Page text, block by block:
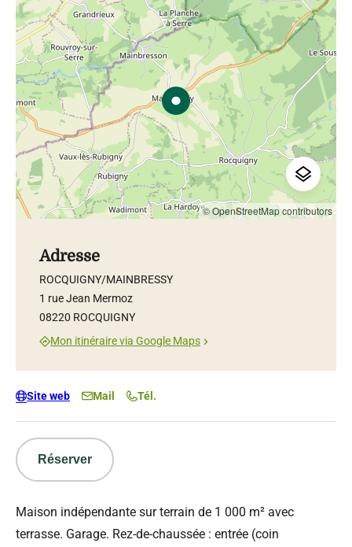
Maison indépendante sur terrain de 1 000 m² avec
terrasse. Garage. Rez-de-chaussée : entrée (coin
© OpenStreetMap contributors
Adresse
ROCQUIGNY/MAINBRESSY
1 rue Jean Mermoz
08220 ROCQUIGNY
Mon itinéraire via Google Maps
Site web Mail Tél.
Réserver